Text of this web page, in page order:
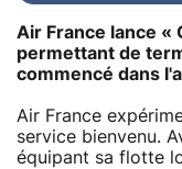
Air France lance «
permettant de
commencé dans
Air France
service bienvenu.
équipant sa flotte